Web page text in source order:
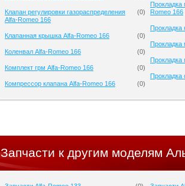
Клапан регулировки газораспределения
Alfa-Romeo 166
(0)
Клапанная крышка Alfa-Romeo 166 (0)
Коленвал Alfa-Romeo 166 (0)
Комплект грм Alfa-Romeo 166 (0)
Компрессор клапана Alfa-Romeo 166 (0)
Прокладка
Romeo 166
Прокладка
Прокладка
Прокладка
Прокладка
Запчасти к другим моделям